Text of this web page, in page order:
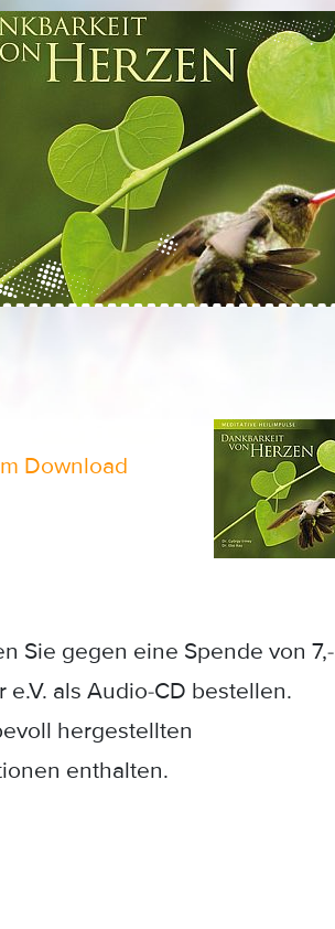
Download
Sie gegen eine Spende von 7,-
als Audio-CD bestellen.
hergestellten
enthalten.